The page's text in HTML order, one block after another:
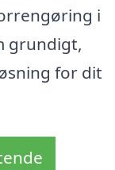
i
grundigt,
for dit